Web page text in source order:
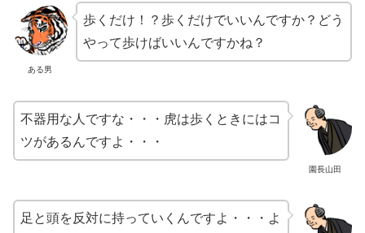
ある男
歩くだけ！？歩くだけでいいんですか？どう
やって歩けばいいんですかね？
園長山田
不器用な人ですな・・・虎は歩くときにはコ
ツがあるんですよ・・・
足と頭を反対に持っていくんですよ・・・よ